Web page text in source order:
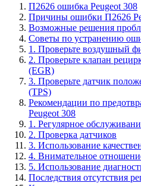
П2626 ошибка Peugeot 308
Причины ошибки П2626
Возможные решения
Советы по устранению
1. Проверьте воздушный
2. Проверьте клапан
(EGR)
3. Проверьте датчик
(TPS)
Рекомендации по
Peugeot 308
1. Регулярное
2. Проверка датчиков
3. Использование
4. Внимательное
5. Использование
Последствия отсутствия